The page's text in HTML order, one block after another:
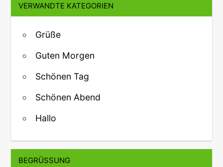
VERWANDTE KATEGORIEN
Grüße
Guten Morgen
Schönen Tag
Schönen Abend
Hallo
BEGRÜSSUNG